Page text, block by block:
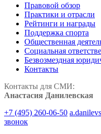
Правовой обзор
Практики и отрасли
Рейтинги и награды
Поддержка спорта
Общественная
Социальная
Безвозмездная
Контакты
Контакты для СМИ:
Анастасия Данилевская
+7 (495) 260-06-50
звонок